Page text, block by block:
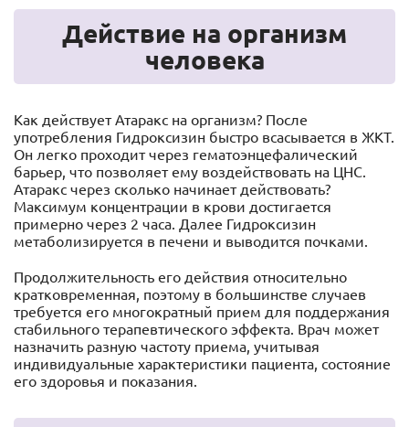
Действие на организм
человека
Как действует Атаракс на организм? После
употребления Гидроксизин быстро всасывается в ЖКТ.
Он легко проходит через гематоэнцефалический
барьер, что позволяет ему воздействовать на ЦНС.
Атаракс через сколько начинает действовать?
Максимум концентрации в крови достигается
примерно через 2 часа. Далее Гидроксизин
метаболизируется в печени и выводится почками.
Продолжительность его действия относительно
кратковременная, поэтому в большинстве случаев
требуется его многократный прием для поддержания
стабильного терапевтического эффекта. Врач может
назначить разную частоту приема, учитывая
индивидуальные характеристики пациента, состояние
его здоровья и показания.